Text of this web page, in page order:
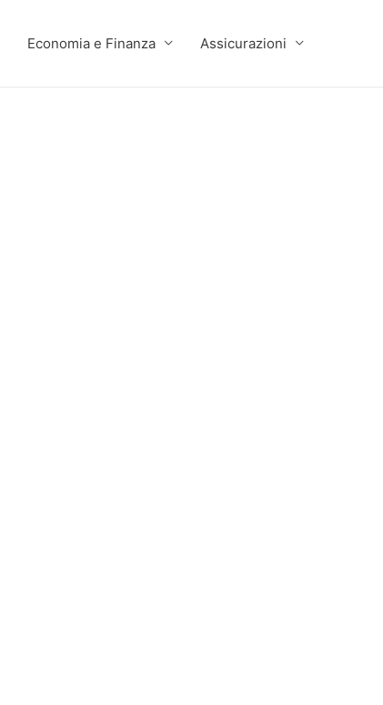
Economia e Finanza Assicurazioni